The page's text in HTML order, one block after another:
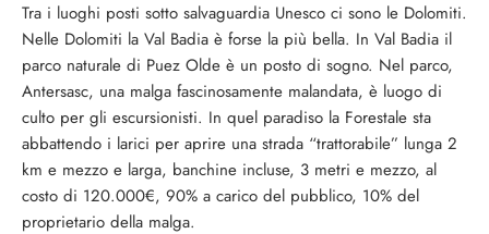
Tra i luoghi posti sotto salvaguardia Unesco ci sono le Dolomiti.
Nelle Dolomiti la Val Badia è forse la più bella. In Val Badia il
parco naturale di Puez Olde è un posto di sogno. Nel parco,
Antersasc, una malga fascinosamente malandata, è luogo di
culto per gli escursionisti. In quel paradiso la Forestale sta
abbattendo i larici per aprire una strada “trattorabile” lunga 2
km e mezzo e larga, banchine incluse, 3 metri e mezzo, al
costo di 120.000€, 90% a carico del pubblico, 10% del
proprietario della malga.